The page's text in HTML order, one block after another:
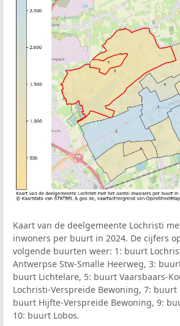
Kaart van de deelgemeente Lochristi
inwoners per buurt in 2024. De cijfers
volgende buurten weer: 1: buurt
Antwerpse Stw-Smalle Heerweg, 3:
buurt Lichtelare, 5: buurt Vaarsbaars-
Lochristi-Verspreide Bewoning, 7: buurt
buurt Hijfte-Verspreide Bewoning, 9:
10: buurt Lobos.